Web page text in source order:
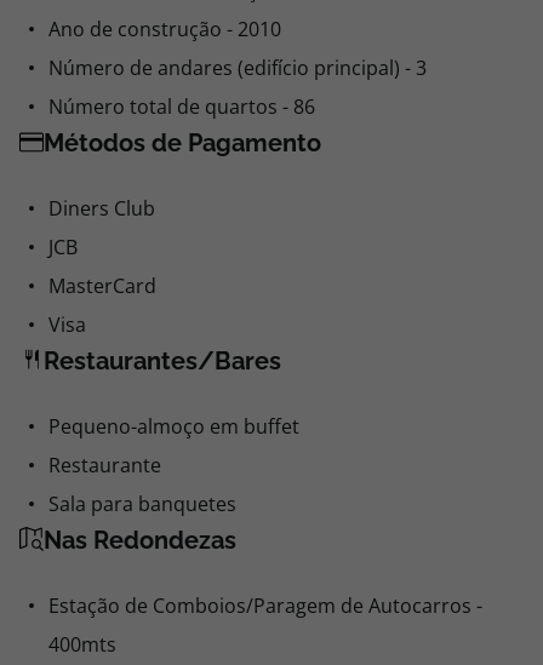
Ano de construção - 2010
Número de andares (edifício principal) - 3
Número total de quartos - 86
Métodos de Pagamento
Diners Club
JCB
MasterCard
Visa
Restaurantes/Bares
Pequeno-almoço em buffet
Restaurante
Sala para banquetes
Nas Redondezas
Estação de Comboios/Paragem de Autocarros -
400mts